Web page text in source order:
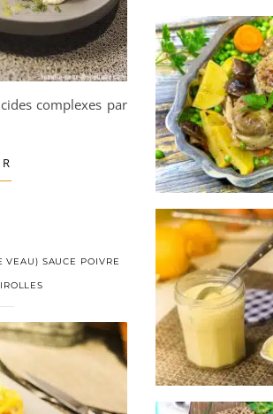
complexes par
VEAU) SAUCE POIVRE